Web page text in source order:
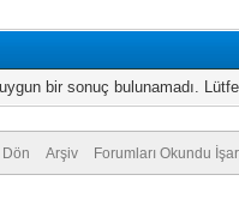
bir sonuç bulunamadı.
Dön Arşiv Forumları Okundu